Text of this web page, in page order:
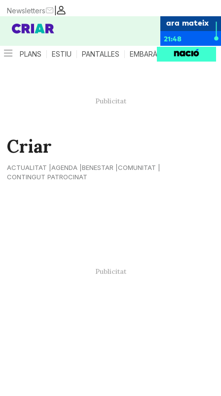
|
Newsletters
ara mateix
21:48
PLANS ESTIU PANTALLES EMBARÀS CRIANÇA
Criar
ACTUALITAT AGENDA BENESTAR
COMUNITAT
CONTINGUT PATROCINAT